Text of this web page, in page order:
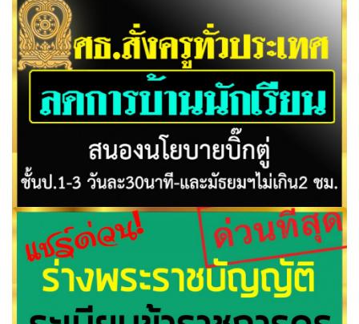
พยาบาลเกินสิทธิ เริ่ม 3 พ.ค. 64
ศธ.สั่งครูทั่วประเทศลดการบ้านนักเรียน สนองนโยบายบิ๊กตู่
ชั้นป.1-3 วันละ30นาที ม.